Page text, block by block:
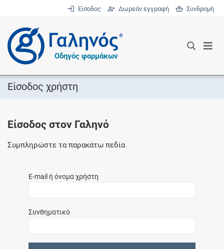
Είσοδος Δωρεάν εγγραφή Συνδρομή
®
Οδηγός φαρμάκων
Είσοδος χρήστη
Είσοδος στον Γαληνό
Συμπληρώστε τα παρακάτω πεδία
E-mail ή όνομα χρήστη
Συνθηματικό